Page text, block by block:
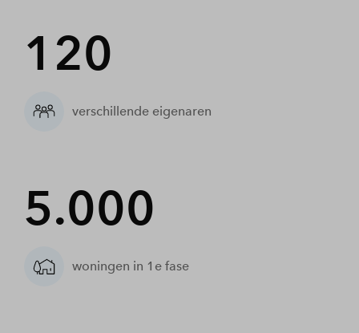
120
verschillende eigenaren
5.000
woningen in 1e fase